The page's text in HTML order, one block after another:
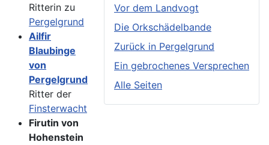
Vor dem Landvogt
Die Orkschädelbande
Zurück in Pergelgrund
Ein gebrochenes Versprechen
Alle Seiten
Ritterin zu
Pergelgrund
Ailfir
Blaubinge
von
Pergelgrund
Ritter der
Finsterwacht
Firutin von
Hohenstein